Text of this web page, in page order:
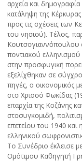
αρχεία και
κατάληψη της Κέρκυρας
προς τις σχέσεις των
του νησιού). Τέλος,
Κουτσογιαννόπουλου
ποντιακού
στην προσφυγική
εξελίχθηκαν σε
πηγές, ο οικονομικός
στο Χρισσό Φωκίδας
επαρχία της Κοζάνης
στοσυγκομιδή,
επετείου του 1940 και
ελληνικού
Το Συνέδριο έκλεισε
Ομότιμου Καθηγητή